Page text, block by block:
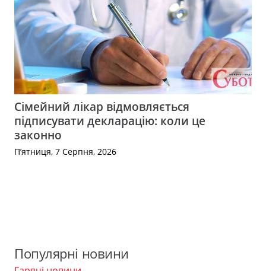
Сімейний лікар відмовляється
підписувати декларацію: коли це
законно
П’ятниця, 7 Серпня, 2026
Популярні новини